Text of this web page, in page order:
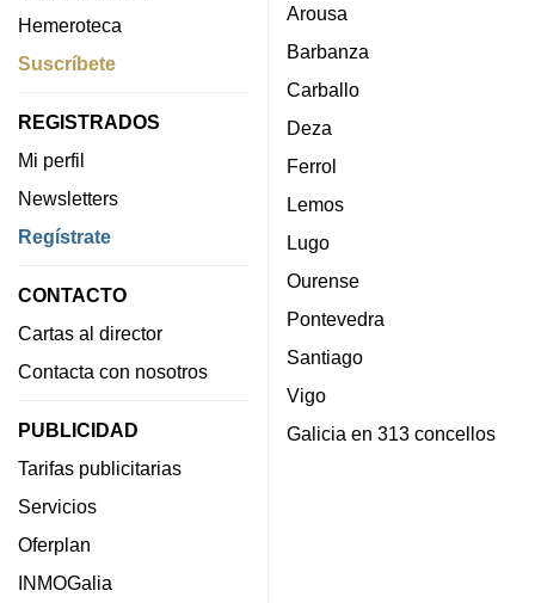
Hemeroteca
Suscríbete
REGISTRADOS
Mi perfil
Newsletters
Regístrate
CONTACTO
Cartas al director
Contacta con nosotros
PUBLICIDAD
Tarifas publicitarias
Servicios
Oferplan
INMOGalia
Arousa
Barbanza
Carballo
Deza
Ferrol
Lemos
Lugo
Ourense
Pontevedra
Santiago
Vigo
Galicia en 313 concellos